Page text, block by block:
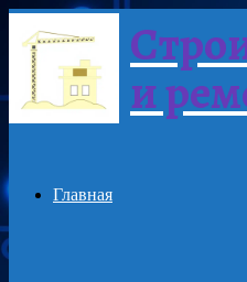
Menu
и
Главная